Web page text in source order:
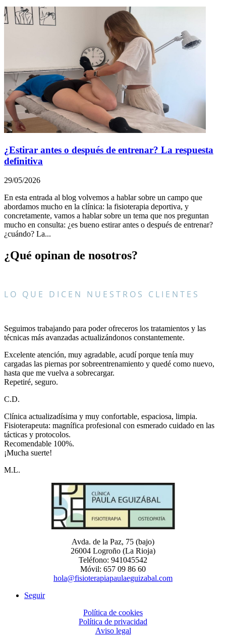
¿Estirar antes o después de entrenar? La respuesta
definitiva
29/05/2026
En esta entrada al blog volvemos a hablar sobre un campo que
abordamos mucho en la clínica: la fisioterapia deportiva, y
concretamente, vamos a hablar sobre un tema que nos preguntan
mucho en consulta: ¿es bueno estirar antes o después de entrenar?
¿cuándo? La...
¿Qué opinan de nosotros?
LO QUE DICEN NUESTROS CLIENTES
Seguimos trabajando para poder ofreceros los tratamientos y las
técnicas más avanzadas actualizándonos constantemente.
Excelente atención, muy agradable, acudí porque tenía muy
cargadas las piernas por sobreentrenamiento y quedé como nuevo,
hasta que me vuelva a sobrecargar.
Repetiré, seguro.
C.D.
Clínica actualizadísima y muy confortable, espaciosa, limpia.
Fisioterapeuta: magnífica profesional con esmerado cuidado en las
tácticas y protocolos.
Recomendable 100%.
¡Mucha suerte!
M.L.
Avda. de la Paz, 75 (bajo)
26004 Logroño (La Rioja)
Teléfono: 941045542
Móvil: 657 09 86 60
hola@fisioterapiapaulaeguizabal.com
Seguir
Política de cookies
Política de privacidad
Aviso legal